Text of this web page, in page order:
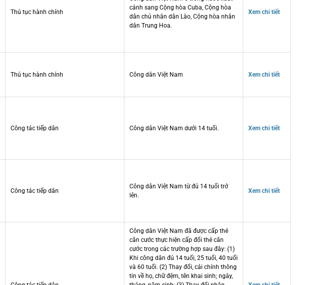
Thủ tục hành chính
cảnh sang Cộng hòa Cuba, Cộng hòa
dân chủ nhân dân Lào, Cộng hòa nhân
dân Trung Hoa.
Xem chi tiết
Thủ tục hành chính Công dân Việt Nam Xem chi tiết
Công tác tiếp dân Công dân Việt Nam dưới 14 tuổi. Xem chi tiết
Công tác tiếp dân
Công dân Việt Nam từ đủ 14 tuổi trở
lên.
Xem chi tiết
Công dân Việt Nam đã được cấp thẻ
căn cước thực hiện cấp đổi thẻ căn
cước trong các trường hợp sau đây: (1)
Khi công dân đủ 14 tuổi, 25 tuổi, 40 tuổi
và 60 tuổi. (2) Thay đổi, cải chính thông
tin về họ, chữ đệm, tên khai sinh; ngày,